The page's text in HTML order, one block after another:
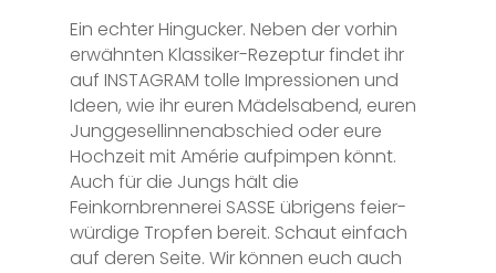
Ein echter Hingucker. Neben der vorhin
erwähnten Klassiker-Rezeptur findet ihr
auf INSTAGRAM tolle Impressionen und
Ideen, wie ihr euren Mädelsabend, euren
Junggesellinnenabschied oder eure
Hochzeit mit Amérie aufpimpen könnt.
Auch für die Jungs hält die
Feinkornbrennerei SASSE übrigens feier-
würdige Tropfen bereit. Schaut einfach
auf deren Seite. Wir können euch auch